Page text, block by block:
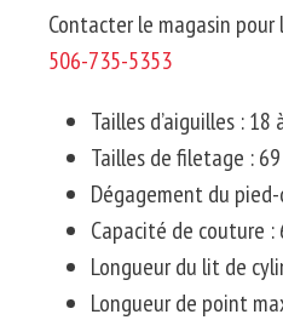
Contacter le magasin pour
506-735-5353
Tailles d’aiguilles :18
Tailles de filetage :
Dégagement du
Capacité de couture :
Longueur du lit de
Longueur de point